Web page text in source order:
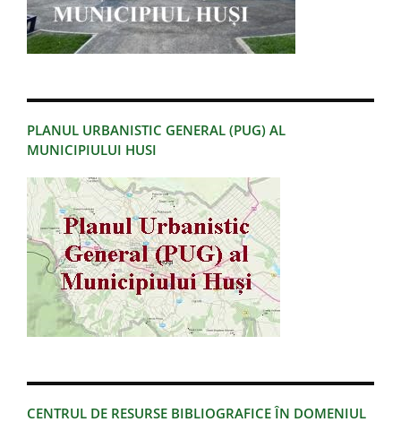
PLANUL URBANISTIC GENERAL (PUG) AL
MUNICIPIULUI HUSI
CENTRUL DE RESURSE BIBLIOGRAFICE ÎN DOMENIUL